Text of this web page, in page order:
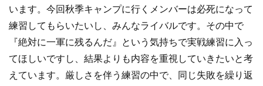
います。今回秋季キャンプに行くメンバーは必死になって
練習してもらいたいし、みんなライバルです。その中で
『絶対に一軍に残るんだ』という気持ちで実戦練習に入っ
てほしいですし、結果よりも内容を重視していきたいと考
えています。厳しさを伴う練習の中で、同じ失敗を繰り返